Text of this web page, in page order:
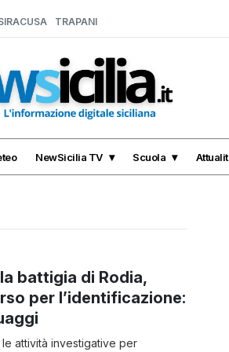
TRAPANI
NewSicilia TV Scuola
battigia di Rodia,
per l’identificazione:
le attività investigative per